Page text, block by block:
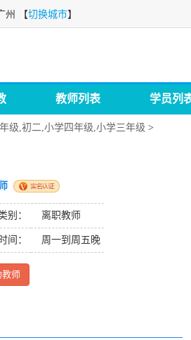
州 【切换城市】
教师列表 学员列
级,初二,小学四年级,小学三年级 >
别： 离职教师
间： 周一到周五晚
教师